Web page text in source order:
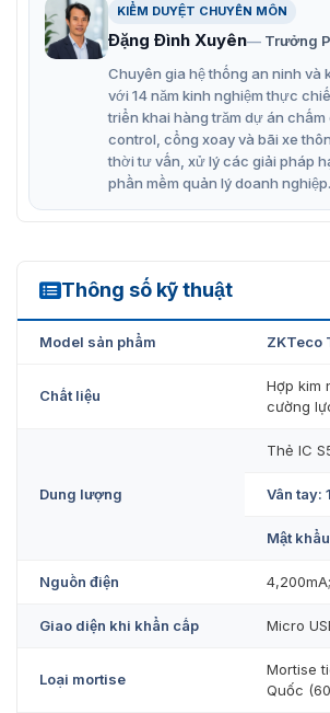
Tự động đóng và mở theo cài đặt
Màn hình OLED để theo dõi bên
Tương thích với USmart Go; điều
sát thời gian thực trực tuyến thông
toàn.
Điều khiển & giám sát thông qua
KIỂM DUYỆT CHUYÊN MÔN
Đặng Đình Xuyên
Trưởng
Chuyên gia hệ thống an ninh và
với 14 năm kinh nghiệm thực
triển khai hàng trăm dự án
control, cổng xoay và bãi xe
thời tư vấn, xử lý các giải pháp
phần mềm quản lý doanh nghiệp.
Thông số kỹ thuật
TL800
Model sản phẩm ZKTeco
Chất liệu
Hợp kim
cường
Dung lượng
Thẻ IC
Vân tay:
Mật
Nguồn điện
Giao diện khi khẩn cấp Micro
Loại mortise
Mortise
Quốc